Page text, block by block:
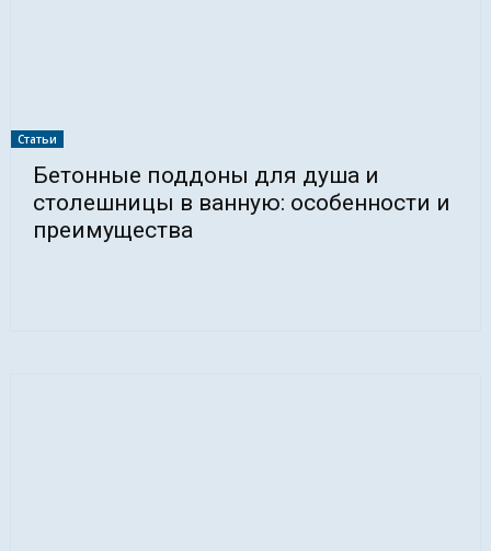
Статьи
Бетонные поддоны для душа и
столешницы в ванную: особенности и
преимущества